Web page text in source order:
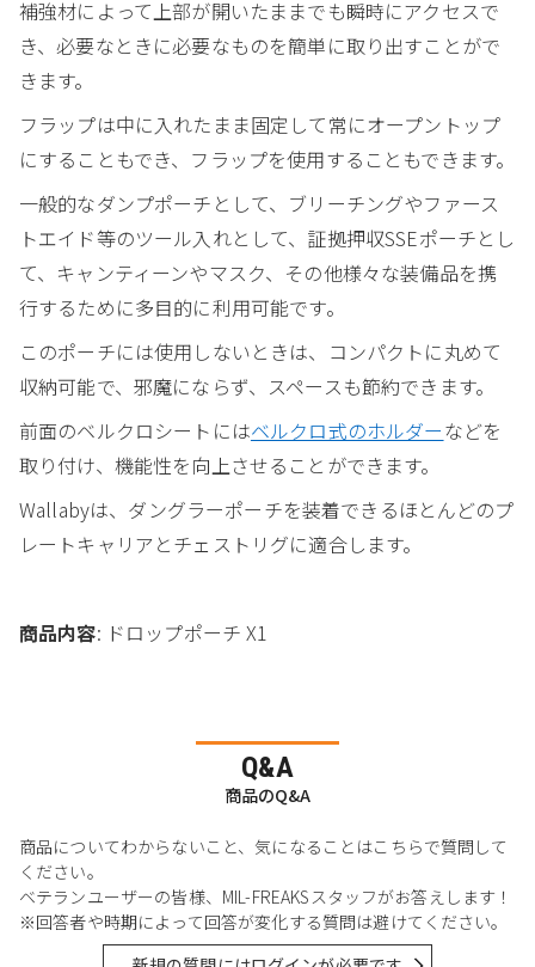
補強材によって上部が開いたままでも瞬時にアクセスで
き、必要なときに必要なものを簡単に取り出すことがで
きます。
フラップは中に入れたまま固定して常にオープントップ
にすることもでき、フラップを使用することもできます。
一般的なダンプポーチとして、ブリーチングやファース
トエイド等のツール入れとして、証拠押収SSEポーチとし
て、キャンティーンやマスク、その他様々な装備品を携
行するために多目的に利用可能です。
このポーチには使用しないときは、コンパクトに丸めて
収納可能で、邪魔にならず、スペースも節約できます。
前面のベルクロシートにはベルクロ式のホルダーなどを
取り付け、機能性を向上させることができます。
Wallabyは、ダングラーポーチを装着できるほとんどのプ
レートキャリアとチェストリグに適合します。
商品内容: ドロップポーチ X1
Q&A
商品のQ&A
商品についてわからないこと、気になることはこちらで質問して
ください。
ベテランユーザーの皆様、MIL-FREAKSスタッフがお答えします！
※回答者や時期によって回答が変化する質問は避けてください。